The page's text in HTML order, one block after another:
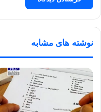
نوشته های مشابه